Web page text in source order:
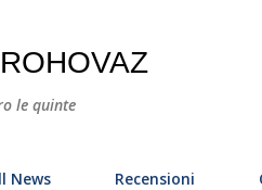
le quinte
News Recensioni